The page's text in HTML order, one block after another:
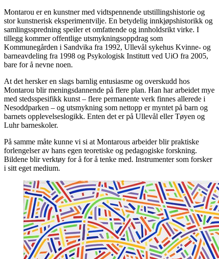
Montarou er en kunstner med vidtspennende utstillingshistorie og
stor kunstnerisk eksperimentvilje. En betydelig innkjøpshistorikk og
samlingsspredning speiler et omfattende og innholdsrikt virke. I
tillegg kommer offentlige utsmykningsoppdrag som
Kommunegården i Sandvika fra 1992, Ullevål sykehus Kvinne- og
barneavdeling fra 1998 og Psykologisk Institutt ved UiO fra 2005,
bare for å nevne noen.
At det hersker en slags barnlig entusiasme og overskudd hos
Montarou blir meningsdannende på flere plan. Han har arbeidet mye
med stedsspesifikk kunst – flere permanente verk finnes allerede i
Nesoddparken – og utsmykning som nettopp er myntet på barn og
barnets opplevelseslogikk. Enten det er på Ullevål eller Tøyen og
Luhr barneskoler.
På samme måte kunne vi si at Montarous arbeider blir praktiske
forlengelser av hans egen teoretiske og pedagogiske forskning.
Bildene blir verktøy for å for å tenke med. Instrumenter som forsker
i sitt eget medium.